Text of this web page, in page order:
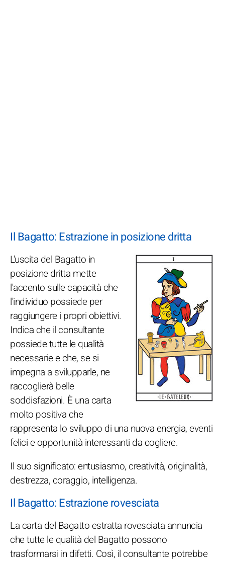
Il Bagatto: Estrazione in posizione dritta
L'uscita del Bagatto in
posizione dritta mette
l'accento sulle capacità che
l'individuo possiede per
raggiungere i propri obiettivi.
Indica che il consultante
possiede tutte le qualità
necessarie e che, se si
impegna a svilupparle, ne
raccoglierà belle
soddisfazioni. È una carta
molto positiva che
rappresenta lo sviluppo di una nuova energia, eventi
felici e opportunità interessanti da cogliere.
Il suo significato: entusiasmo, creatività, originalità,
destrezza, coraggio, intelligenza.
Il Bagatto: Estrazione rovesciata
La carta del Bagatto estratta rovesciata annuncia
che tutte le qualità del Bagatto possono
trasformarsi in difetti. Così, il consultante potrebbe